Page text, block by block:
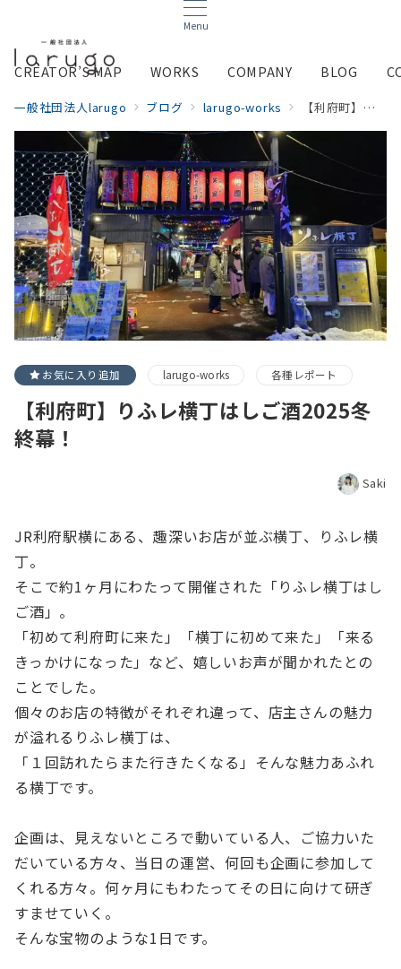
Menu
CREATOR’S MAP WORKS COMPANY BLOG
一般社団法人larugo ブログ larugo-works 【利府町】りふレ横丁はしご酒2025冬 終幕！
お気に入り追加 larugo-works 各種レポート
【利府町】りふレ横丁はしご酒2025冬
終幕！
Saki
JR利府駅横にある、趣深いお店が並ぶ横丁、りふレ横
丁。
そこで約1ヶ月にわたって開催された「りふレ横丁はし
ご酒」。
「初めて利府町に来た」「横丁に初めて来た」「来る
きっかけになった」など、嬉しいお声が聞かれたとの
ことでした。
個々のお店の特徴がそれぞれ違って、店主さんの魅力
が溢れるりふレ横丁は、
「１回訪れたらまた行きたくなる」そんな魅力あふれ
る横丁です。
企画は、見えないところで動いている人、ご協力いた
だいている方々、当日の運営、何回も企画に参加して
くれる方々。何ヶ月にもわたってその日に向けて研ぎ
すませていく。
そんな宝物のような1日です。